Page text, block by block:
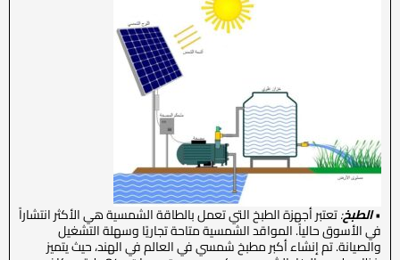
•الطبخ:تعتبر أجهزة الطبخ التي تعمل بالطاقة الشمسية هي الأكثر انتشاراً
في الأسوق حالياً. المواقد الشمسية متاحة تجاريًا وسهلة التشغيل
والصيانة. تم إنشاء أكبر مطبخ شمسي في العالم في الهند، حيث يتميز